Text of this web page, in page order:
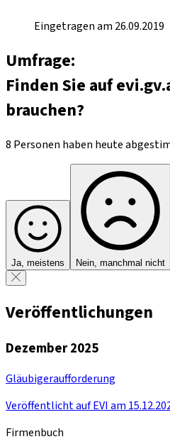
Eingetragen am 26.09.2019
Umfrage:
Finden Sie auf
brauchen?
8 Personen haben heute
Ja, meistens Nein, manchmal nicht
Veröffentlichungen
Dezember 2025
Gläubigeraufforderung
Veröffentlicht auf EVI am
Firmenbuch